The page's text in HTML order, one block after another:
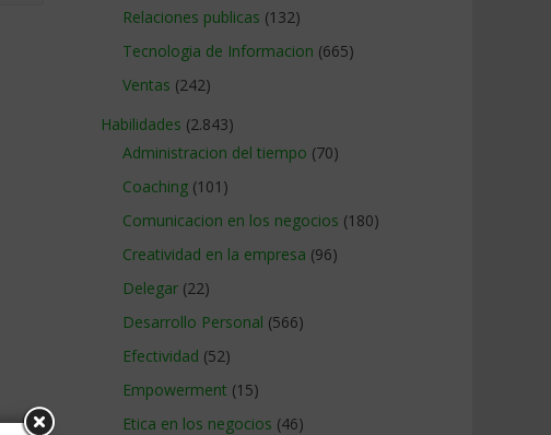
Relaciones publicas (132)
Tecnologia de Informacion (665)
Ventas (242)
Habilidades (2.843)
Administracion del tiempo (70)
Coaching (101)
Comunicacion en los negocios (180)
Creatividad en la empresa (96)
Delegar (22)
Desarrollo Personal (566)
Efectividad (52)
Empowerment (15)
Etica en los negocios (46)